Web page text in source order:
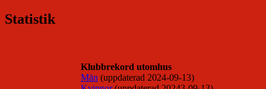
Statistik
Klubbrekord utomhus
Män (uppdaterad 2024-09-13)